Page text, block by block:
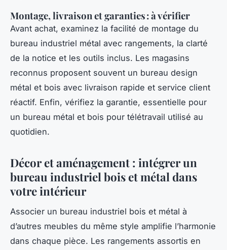
Montage, livraison et garanties : à vérifier
Avant achat, examinez la facilité de montage du
bureau industriel métal avec rangements, la clarté
de la notice et les outils inclus. Les magasins
reconnus proposent souvent un bureau design
métal et bois avec livraison rapide et service client
réactif. Enfin, vérifiez la garantie, essentielle pour
un bureau métal et bois pour télétravail utilisé au
quotidien.
Décor et aménagement : intégrer un
bureau industriel bois et métal dans
votre intérieur
Associer un bureau industriel bois et métal à
d’autres meubles du même style amplifie l’harmonie
dans chaque pièce. Les rangements assortis en